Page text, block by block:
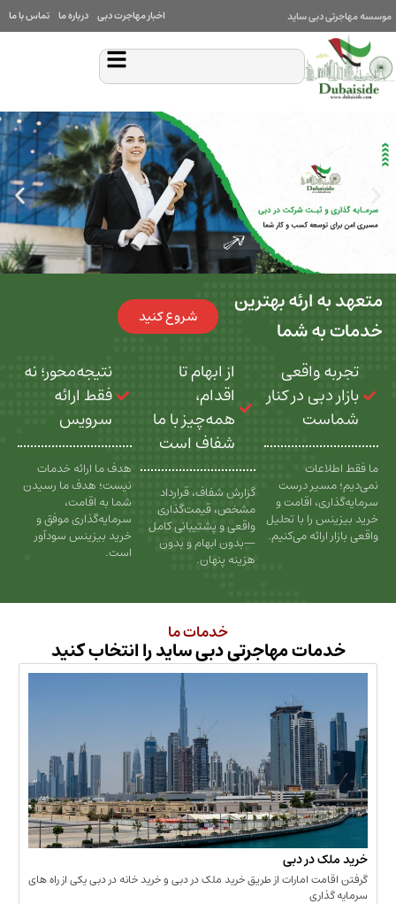
ساید درباره ما تماس با ما
بهترین
شما
شروع کنید
واقعی
در کنار
درست
اقامت و
با تحلیل
می‌کنیم.
از ابهام تا
اقدام،
همه‌چیز با ما
شفاف است
گزارش شفاف، قرارداد
مشخص، قیمت‌گذاری
واقعی و پشتیبانی کامل
—بدون ابهام و بدون
نتیجه‌محور؛ نه
فقط ارائه
سرویس
هدف ما ارائه خدمات
نیست؛ هدف ما رسیدن
شما به اقامت،
سرمایه‌گذاری موفق و
خرید بیزینس سودآور
است.
مهاجرتی دبی ساید را انتخاب کنید
در دبی
امارات از طریق خرید ملک در دبی و خرید خانه در دبی یکی از راه های